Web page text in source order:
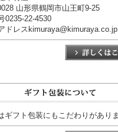
山形県鶴岡市山王町9-25
0235-22-4530
ドレスkimuraya@kimuraya.co.jp
ギフト包装にもこだわりがありま